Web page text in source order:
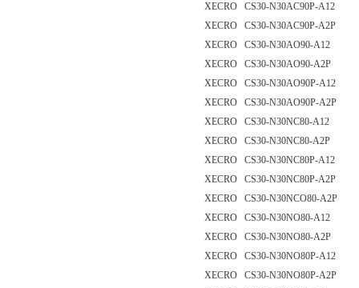
XECRO CS30-N30AC90P-A12
XECRO CS30-N30AC90P-A2P
XECRO CS30-N30AO90-A12
XECRO CS30-N30AO90-A2P
XECRO CS30-N30AO90P-A12
XECRO CS30-N30AO90P-A2P
XECRO CS30-N30NC80-A12
XECRO CS30-N30NC80-A2P
XECRO CS30-N30NC80P-A12
XECRO CS30-N30NC80P-A2P
XECRO CS30-N30NCO80-A2P
XECRO CS30-N30NO80-A12
XECRO CS30-N30NO80-A2P
XECRO CS30-N30NO80P-A12
XECRO CS30-N30NO80P-A2P